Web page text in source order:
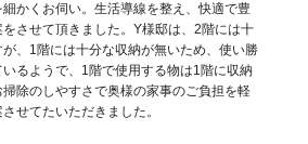
かくお伺い。生活導線を整え、快適で豊
させて頂きました。Y様邸は、2階には十
、1階には十分な収納が無いため、使い勝
るようで、1階で使用する物は1階に収納
除のしやすさで奥様の家事のご負担を軽
せてたいただきました。